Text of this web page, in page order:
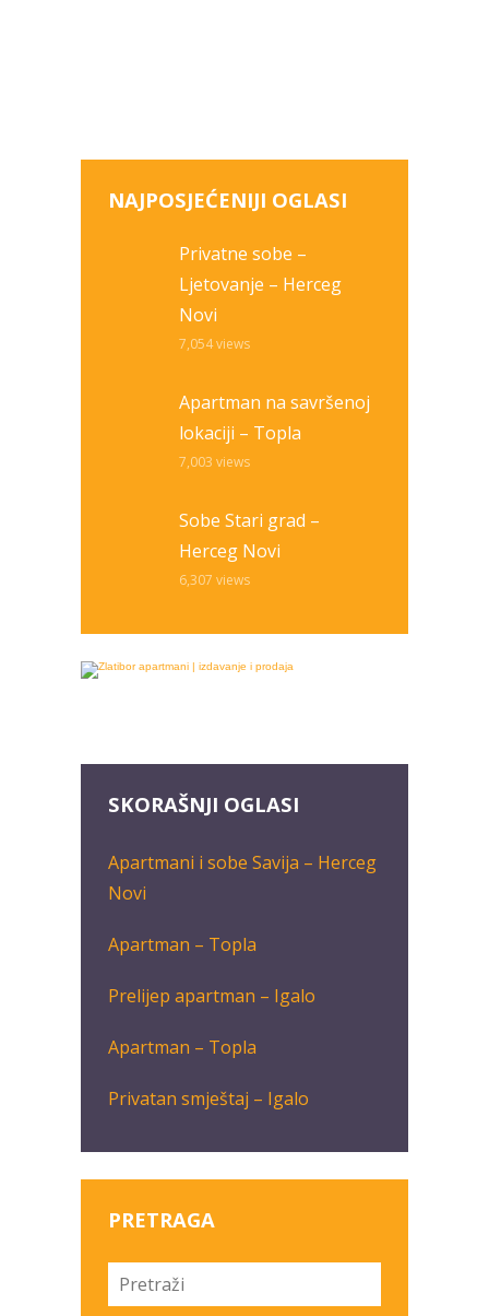
NAJPOSJEĆENIJI OGLASI
Privatne sobe –
Ljetovanje – Herceg
Novi
7,054views
Apartman na savršenoj
lokaciji – Topla
7,003 views
Sobe Stari grad –
Herceg Novi
6,307 views
SKORAŠNJI OGLASI
Apartmani i sobe Savija – Herceg
Novi
Apartman – Topla
Prelijep apartman – Igalo
Apartman – Topla
Privatan smještaj – Igalo
PRETRAGA